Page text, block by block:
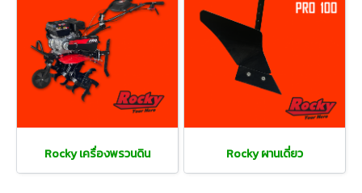
Rocky เครื่องพรวนดิน Rocky ผานเดี่ยว